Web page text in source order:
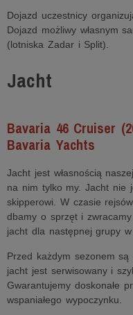
Dojazd uczestnicy
Dojazd możliwy własnym
(lotniska Zadar i Split).
Jacht
Bavaria 46 Cruiser
Bavaria Yachts
Jacht jest własnością
na nim tylko my. Jacht nie
skipperowi. W czasie
dbamy o sprzęt i zwracamy
jacht dla następnej grupy
Przed każdym sezonem są
jacht jest serwisowany i
Gwarantujemy doskonałe
wspaniałego wypoczynku.